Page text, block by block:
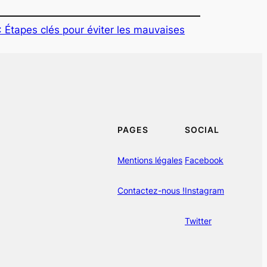
Étapes clés pour éviter les mauvaises
PAGES
Mentions légales
Contactez-nous !
SOCIAL
Facebook
Instagram
Twitter